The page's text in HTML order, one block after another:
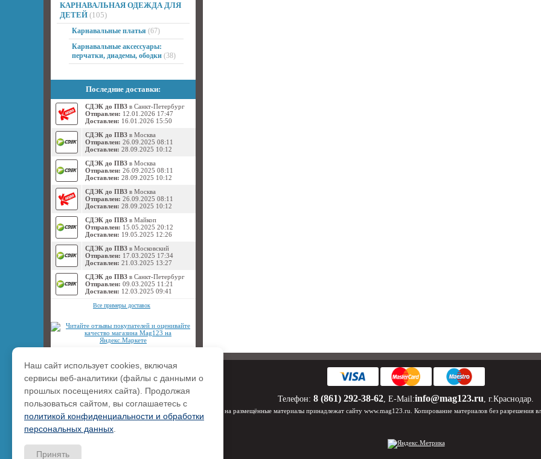
КАРНАВАЛЬНАЯ ОДЕЖДА ДЛЯ
ДЕТЕЙ (105)
Карнавальные платья (67)
Карнавальные аксессуары:
перчатки, диадемы, ободки (38)
Последние доставки:
СДЭК до ПВЗ в Санкт-Петербург
Отправлен: 12.01.2026 17:47
Доставлен: 16.01.2026 15:50
СДЭК до ПВЗ в Москва
Отправлен: 26.09.2025 08:11
Доставлен: 28.09.2025 10:12
СДЭК до ПВЗ в Москва
Отправлен: 26.09.2025 08:11
Доставлен: 28.09.2025 10:12
СДЭК до ПВЗ в Москва
Отправлен: 26.09.2025 08:11
Доставлен: 28.09.2025 10:12
СДЭК до ПВЗ в Майкоп
Отправлен: 15.05.2025 20:12
Доставлен: 19.05.2025 12:26
СДЭК до ПВЗ в Московский
Отправлен: 17.03.2025 17:34
Доставлен: 21.03.2025 13:27
СДЭК до ПВЗ в Санкт-Петербург
Отправлен: 09.03.2025 11:21
Доставлен: 12.03.2025 09:41
Все примеры доставок
Телефон: 8 (861) 292-38-62, E-Mail:info@mag123.ru, г.Краснодар.
Права на размещённые материалы принадлежат сайту www.mag123.ru. Копирование материалов без разрешения
Наш сайт использует cookies, включая
сервисы веб-аналитики (файлы с данными о
прошлых посещениях сайта). Продолжая
пользоваться сайтом, вы соглашаетесь с
политикой конфиденциальности и обработки
персональных данных
Принять